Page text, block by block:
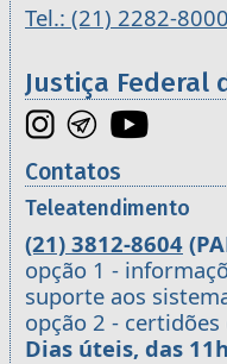
Tel.: (21) 2282-
Justiça Federal
Contatos
Teleatendimento
(21) 3812-8604
opção 1 -
suporte aos
opção 2 -
Dias úteis, das